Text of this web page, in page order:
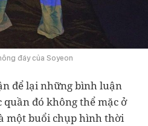
đáy của Soyeon
để lại những bình luận
quần đó không thể mặc ở
một buổi chụp hình thời